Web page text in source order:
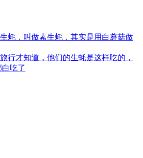
蚝，叫做素生蚝，其实是用白蘑菇做
行才知道，他们的生蚝是这样吃的，
吃了